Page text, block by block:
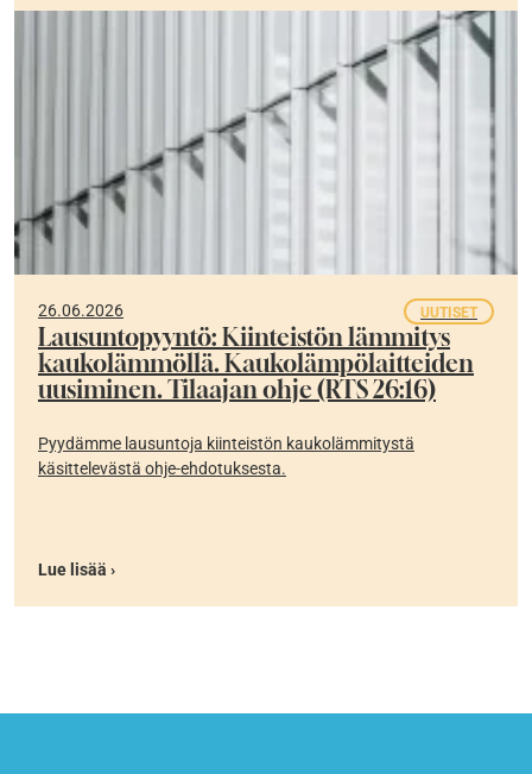
26.06.2026 UUTISET
Lausuntopyyntö: Kiinteistön lämmitys
kaukolämmöllä. Kaukolämpölaitteiden
uusiminen. Tilaajan ohje (RTS 26:16)
Pyydämme lausuntoja kiinteistön kaukolämmitystä
käsittelevästä ohje-ehdotuksesta.
Lue lisää ›